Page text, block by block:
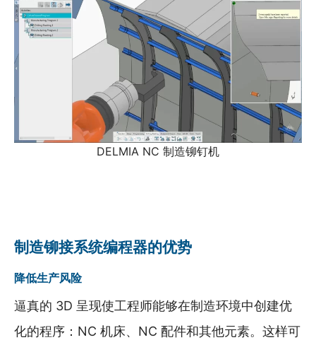
DELMIA NC 制造铆钉机
制造铆接系统编程器的优势
降低生产风险
逼真的 3D 呈现使工程师能够在制造环境中创建优
化的程序：NC 机床、NC 配件和其他元素。这样可